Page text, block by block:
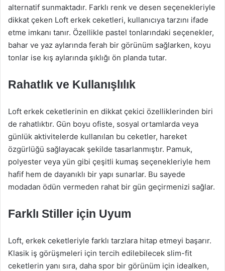
alternatif sunmaktadır. Farklı renk ve desen seçenekleriyle
dikkat çeken Loft erkek ceketleri, kullanıcıya tarzını ifade
etme imkanı tanır. Özellikle pastel tonlarındaki seçenekler,
bahar ve yaz aylarında ferah bir görünüm sağlarken, koyu
tonlar ise kış aylarında şıklığı ön planda tutar.
Rahatlık ve Kullanışlılık
Loft erkek ceketlerinin en dikkat çekici özelliklerinden biri
de rahatlıktır. Gün boyu ofiste, sosyal ortamlarda veya
günlük aktivitelerde kullanılan bu ceketler, hareket
özgürlüğü sağlayacak şekilde tasarlanmıştır. Pamuk,
polyester veya yün gibi çeşitli kumaş seçenekleriyle hem
hafif hem de dayanıklı bir yapı sunarlar. Bu sayede
modadan ödün vermeden rahat bir gün geçirmenizi sağlar.
Farklı Stiller için Uyum
Loft, erkek ceketleriyle farklı tarzlara hitap etmeyi başarır.
Klasik iş görüşmeleri için tercih edilebilecek slim-fit
ceketlerin yanı sıra, daha spor bir görünüm için idealken,